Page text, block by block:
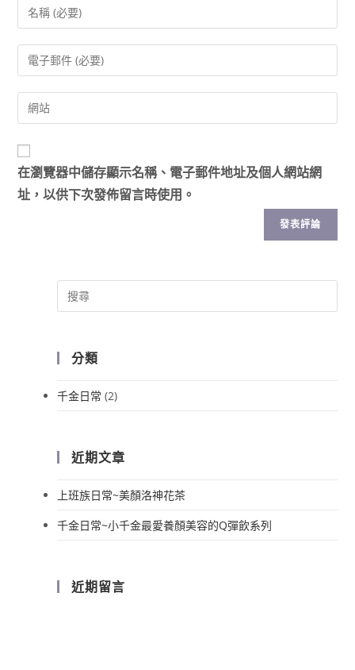
在瀏覽器中儲存顯示名稱、電子郵件地址及個人網站網
址，以供下次發佈留言時使用。
分類
千金日常 (2)
近期文章
上班族日常~美顏洛神花茶
千金日常~小千金最愛養顏美容的Q彈飲系列
近期留言